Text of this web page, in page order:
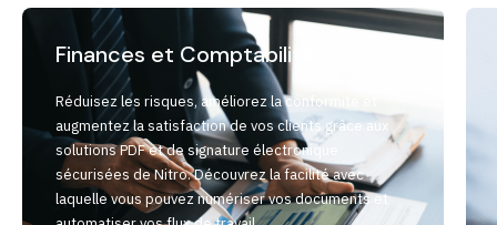
Finances et Comptabilité
Réduisez les risques, améliorez la conformité et
augmentez la satisfaction de vos clients grâce aux
solutions PDF et de signature électronique
sécurisées de Nitro. Découvrez la facilité avec
laquelle vous pouvez numériser vos documents et